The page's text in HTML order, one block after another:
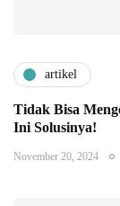
artikel
Tidak Bisa
Ini Solusinya!
November 20, 2024